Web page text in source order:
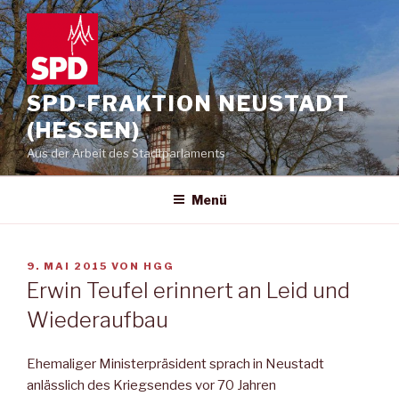
Zum
Inhalt
springen
SPD-FRAKTION NEUSTADT
(HESSEN)
Aus der Arbeit des Stadtparlaments
Menü
VERÖFFENTLICHT
AM
9. MAI 2015 VON HGG
Erwin Teufel erinnert an Leid und
Wiederaufbau
Ehemaliger Ministerpräsident sprach in Neustadt
anlässlich des Kriegsendes vor 70 Jahren